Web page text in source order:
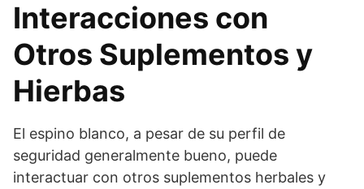
Interacciones con
Otros Suplementos y
Hierbas
El espino blanco, a pesar de su perfil de
seguridad generalmente bueno, puede
interactuar con otros suplementos herbales y